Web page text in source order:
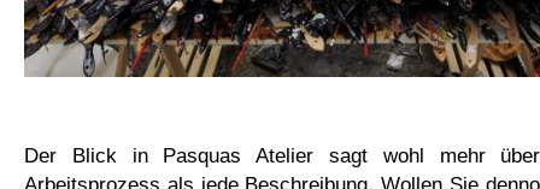
Der Blick in Pasquas Atelier sagt wohl mehr